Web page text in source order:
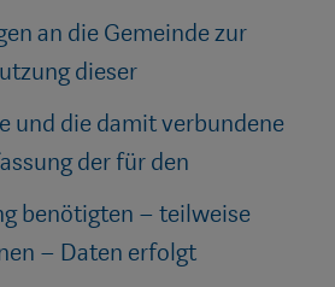
an die Gemeinde zur
dieser
und die damit verbundene
der für den
benötigten – teilweise
– Daten erfolgt